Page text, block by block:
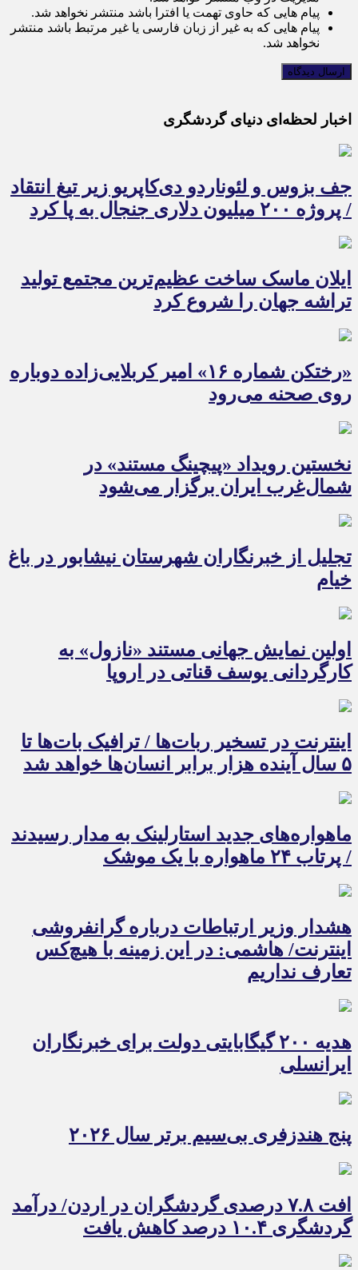
پیام هایی که حاوی تهمت یا افترا باشد منتشر نخواهد شد.
پیام هایی که به غیر از زبان فارسی یا غیر مرتبط باشد منتشر
نخواهد شد.
اخبار لحظه‌ای دنیای گردشگری
جف بزوس و لئوناردو دی‌کاپریو زیر تیغ انتقاد
/ پروژه ۲۰۰ میلیون دلاری جنجال به پا کرد
ایلان ماسک ساخت عظیم‌ترین مجتمع تولید
تراشه جهان را شروع کرد
«رختکن شماره ۱۶» امیر کربلایی‌زاده دوباره
روی صحنه می‌رود
نخستین رویداد «پیچینگ مستند» در
شمال‌غرب ایران برگزار می‌شود
تجلیل از خبرنگاران شهرستان نیشابور در باغ
خیام
اولین نمایش جهانی مستند «نازول» به
کارگردانی یوسف قناتی در اروپا
اینترنت در تسخیر ربات‌ها / ترافیک بات‌ها تا
۵ سال آینده هزار برابر انسان‌ها خواهد شد
ماهواره‌های جدید استارلینک به مدار رسیدند
/ پرتاب ۲۴ ماهواره با یک موشک
هشدار وزیر ارتباطات درباره گرانفروشی
اینترنت/ هاشمی: در این زمینه با هیچ‌کس
تعارف نداریم
هدیه ۲۰۰ گیگابایتی دولت برای خبرنگاران
ایرانسلی
پنج هندزفری بی‌سیم برتر سال ۲۰۲۶
افت ۷.۸ درصدی گردشگران در اردن/ درآمد
گردشگری ۱۰.۴ درصد کاهش یافت